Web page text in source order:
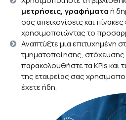
μετρήσεις, γραφήματαή
σας απεικονίσεις και
χρησιμοποιώντας το
Αναπτύξτε μια επιτυχημένη
τμηματοποίησης, στόχευσης
παρακολουθήστε τα KPIs και
της εταιρείας σας
έχετε ήδη.